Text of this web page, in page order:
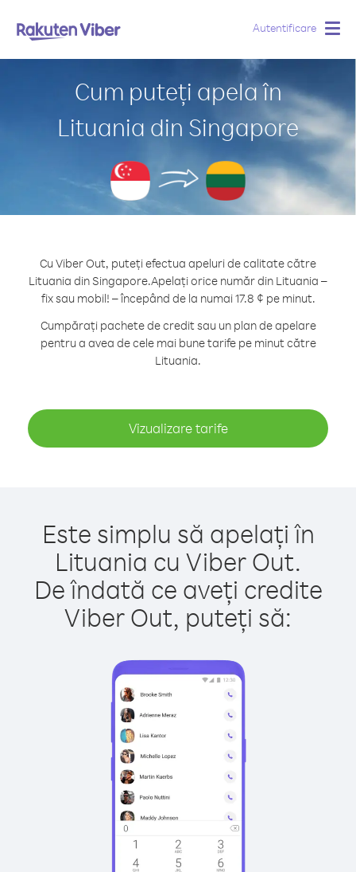
Autentificare
Cum puteți apela în
Lituania din Singapore
Cu Viber Out, puteți efectua apeluri de calitate către
Lituania din Singapore.Apelați orice număr din Lituania –
fix sau mobil! – începând de la numai 17.8 ¢ pe minut.
Cumpărați pachete de credit sau un plan de apelare
pentru a avea de cele mai bune tarife pe minut către
Lituania.
Vizualizare tarife
Este simplu să apelați în
Lituania cu Viber Out.
De îndată ce aveți credite
Viber Out, puteți să: